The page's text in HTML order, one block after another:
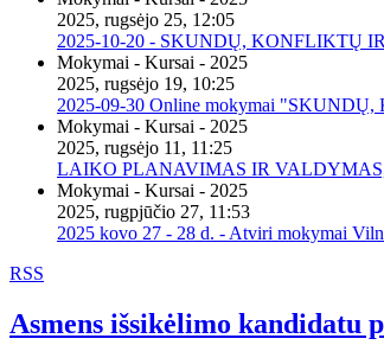
2025, rugsėjo 25, 12:05
2025-10-20 - SKUNDŲ, KONFLIKTŲ
Mokymai - Kursai - 2025
2025, rugsėjo 19, 10:25
2025-09-30 Online mokymai
Mokymai - Kursai - 2025
2025, rugsėjo 11, 11:25
LAIKO PLANAVIMAS IR VALDYMAS,
Mokymai - Kursai - 2025
2025, rugpjūčio 27, 11:53
2025 kovo 27 - 28 d. - Atviri mokymai
RSS
Asmens išsikėlimo kandidatu